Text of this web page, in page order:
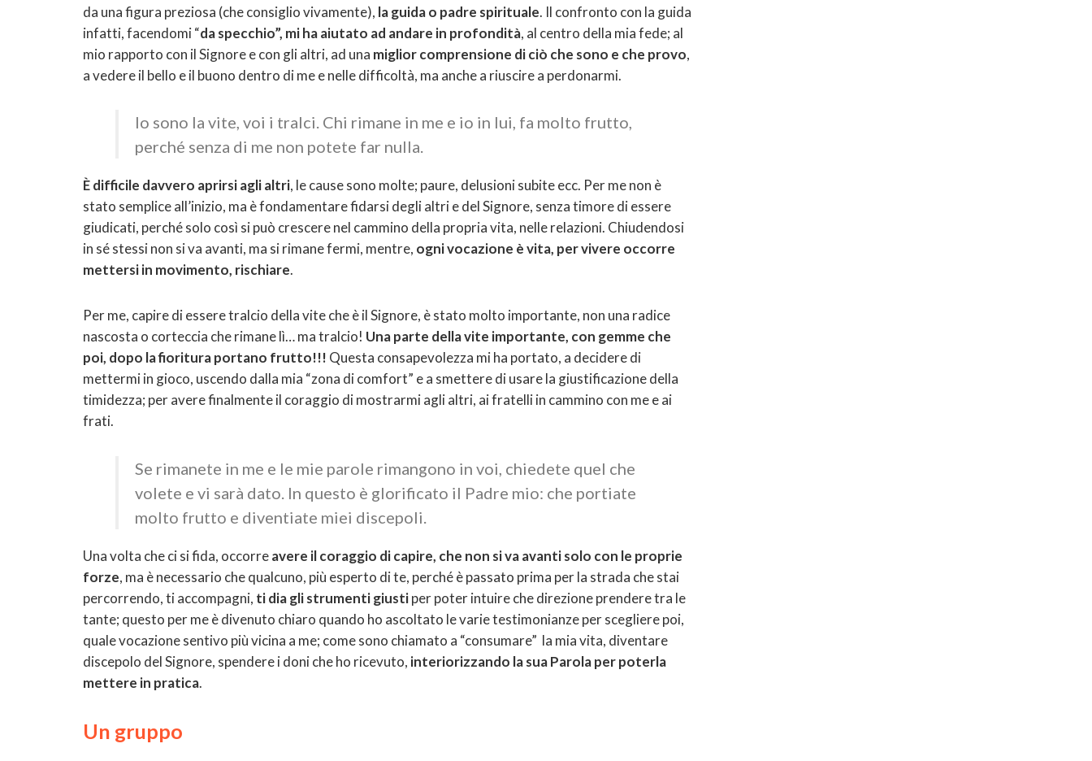
da una figura preziosa (che consiglio vivamente), la guida o padre spirituale. Il confronto con la guida
infatti, facendomi “da specchio”, mi ha aiutato ad andare in profondità, al centro della mia fede; al
mio rapporto con il Signore e con gli altri, ad una miglior comprensione di ciò che sono e che provo,
a vedere il bello e il buono dentro di me e nelle difficoltà, ma anche a riuscire a perdonarmi.
Io sono la vite, voi i tralci. Chi rimane in me e io in lui, fa molto frutto,
perché senza di me non potete far nulla.
È difficile davvero aprirsi agli altri, le cause sono molte; paure, delusioni subite ecc. Per me non è
stato semplice all’inizio, ma è fondamentare fidarsi degli altri e del Signore, senza timore di essere
giudicati, perché solo così si può crescere nel cammino della propria vita, nelle relazioni. Chiudendosi
in sé stessi non si va avanti, ma si rimane fermi, mentre, ogni vocazione è vita, per vivere occorre
mettersi in movimento, rischiare.
Per me, capire di essere tralcio della vite che è il Signore, è stato molto importante, non una radice
nascosta o corteccia che rimane lì… ma tralcio! Una parte della vite importante, con gemme che
poi, dopo la fioritura portano frutto!!! Questa consapevolezza mi ha portato, a decidere di
mettermi in gioco, uscendo dalla mia “zona di comfort” e a smettere di usare la giustificazione della
timidezza; per avere finalmente il coraggio di mostrarmi agli altri, ai fratelli in cammino con me e ai
frati.
Se rimanete in me e le mie parole rimangono in voi, chiedete quel che
volete e vi sarà dato. In questo è glorificato il Padre mio: che portiate
molto frutto e diventiate miei discepoli.
Una volta che ci si fida, occorreavere il coraggio di capire, che non si va avanti solo con le proprie
forze, ma è necessario che qualcuno, più esperto di te, perché è passato prima per la strada che stai
percorrendo, ti accompagni, ti dia gli strumenti giustiper poter intuire che direzione prendere tra le
tante; questo per me è divenuto chiaro quando ho ascoltato le varie testimonianze per scegliere poi,
quale vocazione sentivo più vicina a me; come sono chiamato a “consumare” la mia vita, diventare
discepolo del Signore, spendere i doni che ho ricevuto, interiorizzando la sua Parola per poterla
mettere in pratica.
Un gruppo